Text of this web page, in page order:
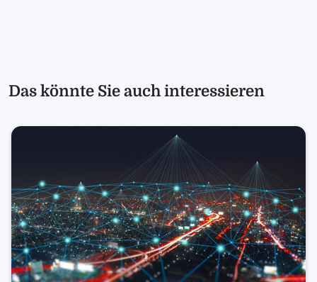
Das könnte Sie auch interessieren